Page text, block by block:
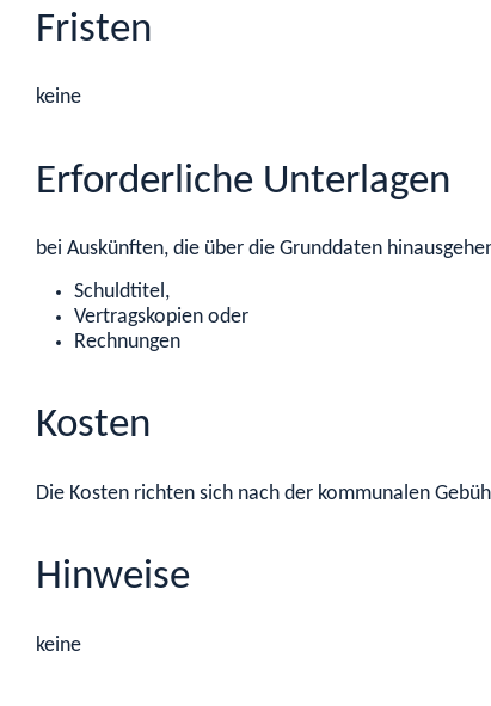
Fristen
keine
Erforderliche Unterlagen
bei Auskünften, die über die Grunddaten
Schuldtitel,
Vertragskopien oder
Rechnungen
Kosten
Die Kosten richten sich nach der kommunalen
Hinweise
keine